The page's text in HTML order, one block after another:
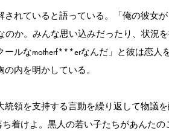
れていると語っている。「俺の彼女
のか。みんな思い込みだったり、状況
ルなmotherf***erなんだ」と彼は恋人
内を明かしている。
領を支持する言動を繰り返して物議
着けよ。黒人の若い子たちがあんたの